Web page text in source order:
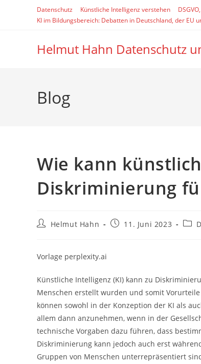
Datenschutz Künstliche Intelligenz verstehen
KI im Bildungsbereich: Debatten in Deutschland, der EU
Helmut Hahn Datenschutz
Blog
Wie kann
Diskriminierung
Beitrags-
Helmut Hahn
Beitrag11. Juni 2023
Vorlage perplexity.ai
Künstliche Intelligenz (KI) kann zu
Menschen erstellt wurden und somit
können sowohl in der Konzeption der KI als
allem dann anzunehmen, wenn in der
technische Vorgaben dazu führen, dass
Diskriminierung kann jedoch auch erst
Gruppen von Menschen unterrepräsentiert